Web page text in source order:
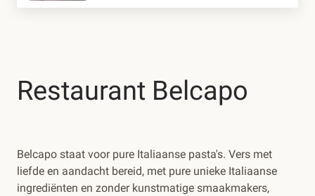
Restaurant Belcapo
Belcapo staat voor pure Italiaanse pasta's. Vers met
liefde en aandacht bereid, met pure unieke Italiaanse
ingrediënten en zonder kunstmatige smaakmakers,